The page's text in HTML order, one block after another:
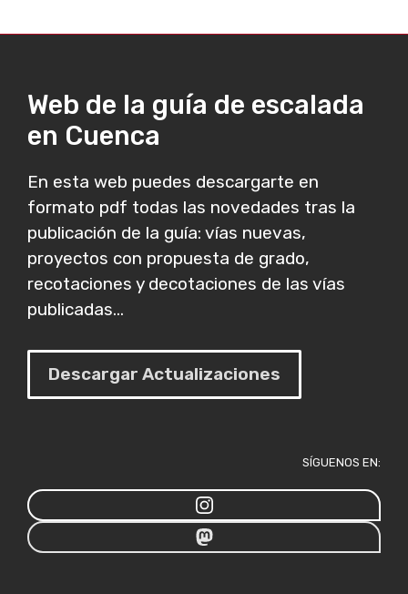
Web de la guía de escalada
en Cuenca
En esta web puedes descargarte en
formato pdf todas las novedades tras la
publicación de la guía: vías nuevas,
proyectos con propuesta de grado,
recotaciones y decotaciones de las vías
publicadas...
Descargar Actualizaciones
SÍGUENOS EN: